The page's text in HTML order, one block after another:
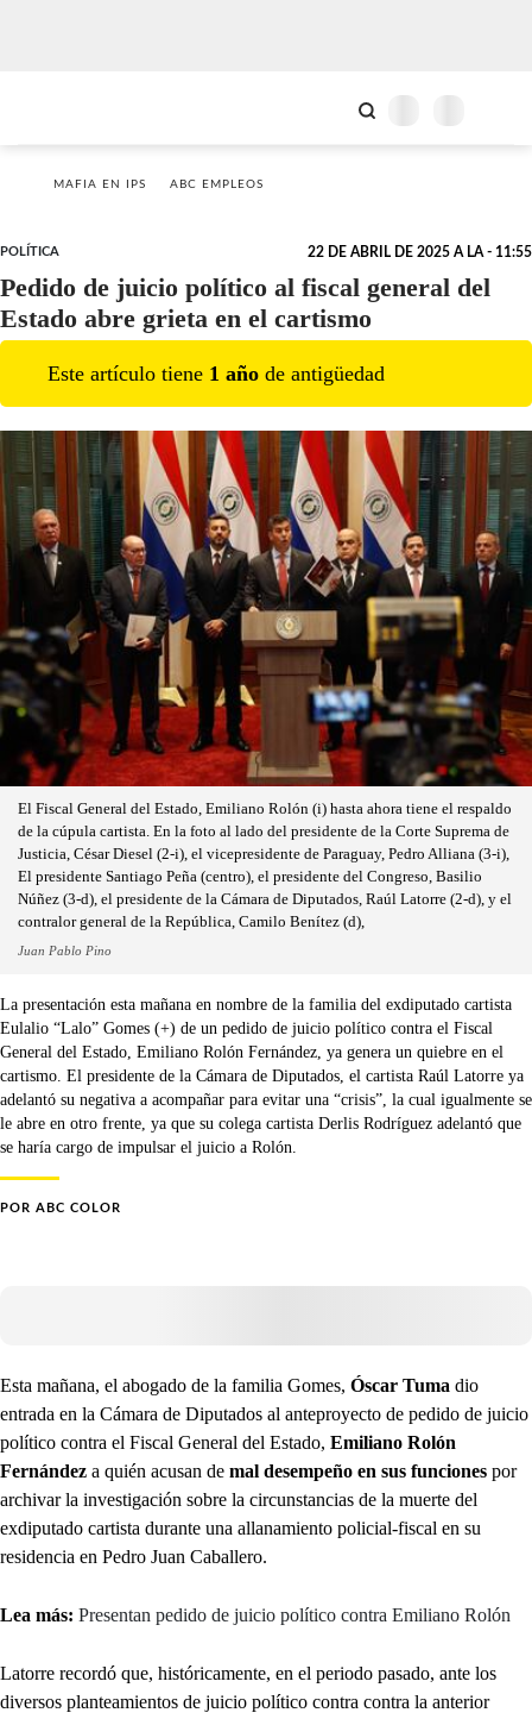
MAFIA EN IPS ABC EMPLEOS
POLÍTICA 22 DE ABRIL DE 2025 A LA - 11:55
Pedido de juicio político al fiscal general del
Estado abre grieta en el cartismo
Este artículo tiene 1 año de antigüedad
El Fiscal General del Estado, Emiliano Rolón (i) hasta ahora tiene el respaldo
de la cúpula cartista. En la foto al lado del presidente de la Corte Suprema de
Justicia, César Diesel (2-i), el vicepresidente de Paraguay, Pedro Alliana (3-i),
El presidente Santiago Peña (centro), el presidente del Congreso, Basilio
Núñez (3-d), el presidente de la Cámara de Diputados, Raúl Latorre (2-d), y el
contralor general de la República, Camilo Benítez (d),
Juan Pablo Pino
La presentación esta mañana en nombre de la familia del exdiputado cartista
Eulalio “Lalo” Gomes (+) de un pedido de juicio político contra el Fiscal
General del Estado, Emiliano Rolón Fernández, ya genera un quiebre en el
cartismo. El presidente de la Cámara de Diputados, el cartista Raúl Latorre ya
adelantó su negativa a acompañar para evitar una “crisis”, la cual igualmente se
le abre en otro frente, ya que su colega cartista Derlis Rodríguez adelantó que
se haría cargo de impulsar el juicio a Rolón.
POR ABC COLOR
Esta mañana, el abogado de la familia Gomes, Óscar Tuma dio
entrada en la Cámara de Diputados al anteproyecto de pedido de juicio
político contra el Fiscal General del Estado, Emiliano Rolón
Fernández a quién acusan de mal desempeño en sus funciones por
archivar la investigación sobre la circunstancias de la muerte del
exdiputado cartista durante una allanamiento policial-fiscal en su
residencia en Pedro Juan Caballero.
Lea más: Presentan pedido de juicio político contra Emiliano Rolón
Latorre recordó que, históricamente, en el periodo pasado, ante los
diversos planteamientos de juicio político contra contra la anterior